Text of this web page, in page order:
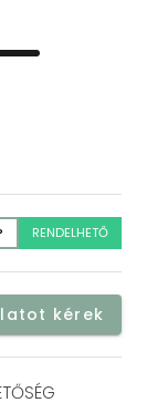
RENDELHETŐ
kérek